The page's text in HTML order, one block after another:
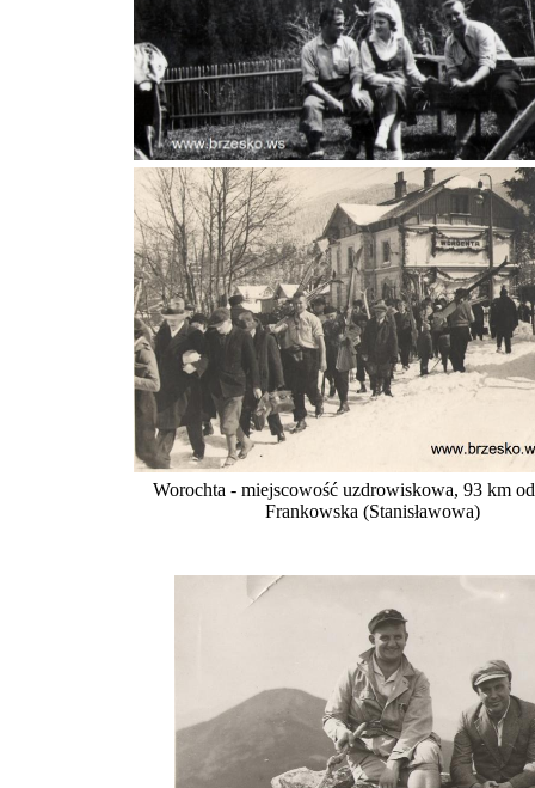
Worochta - miejscowość uzdrowiskowa, 93 km
Frankowska (Stanisławowa)